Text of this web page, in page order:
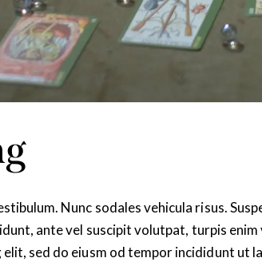
Nunc sodales vehicula risus.
ante vel suscipit volutpat, turpis
sed do eiusm od tempor incididunt ut